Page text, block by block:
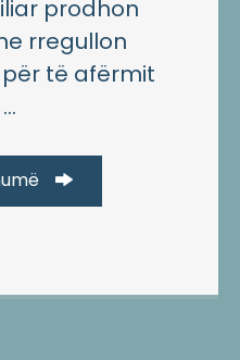
prodhon
rregullon
të afërmit